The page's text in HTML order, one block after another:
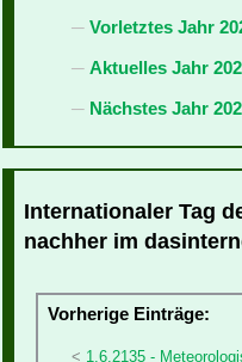
Vorletztes Jahr
Aktuelles Jahr
Nächstes Jahr
Internationaler Tag
nachher im
Vorherige Einträge:
1.6.2135 -